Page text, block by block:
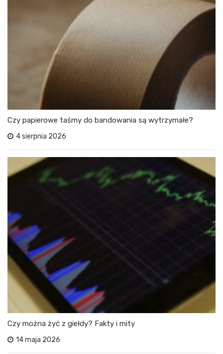
Czy papierowe taśmy do bandowania są wytrzymałe?
4 sierpnia 2026
Czy można żyć z giełdy? Fakty i mity
14 maja 2026